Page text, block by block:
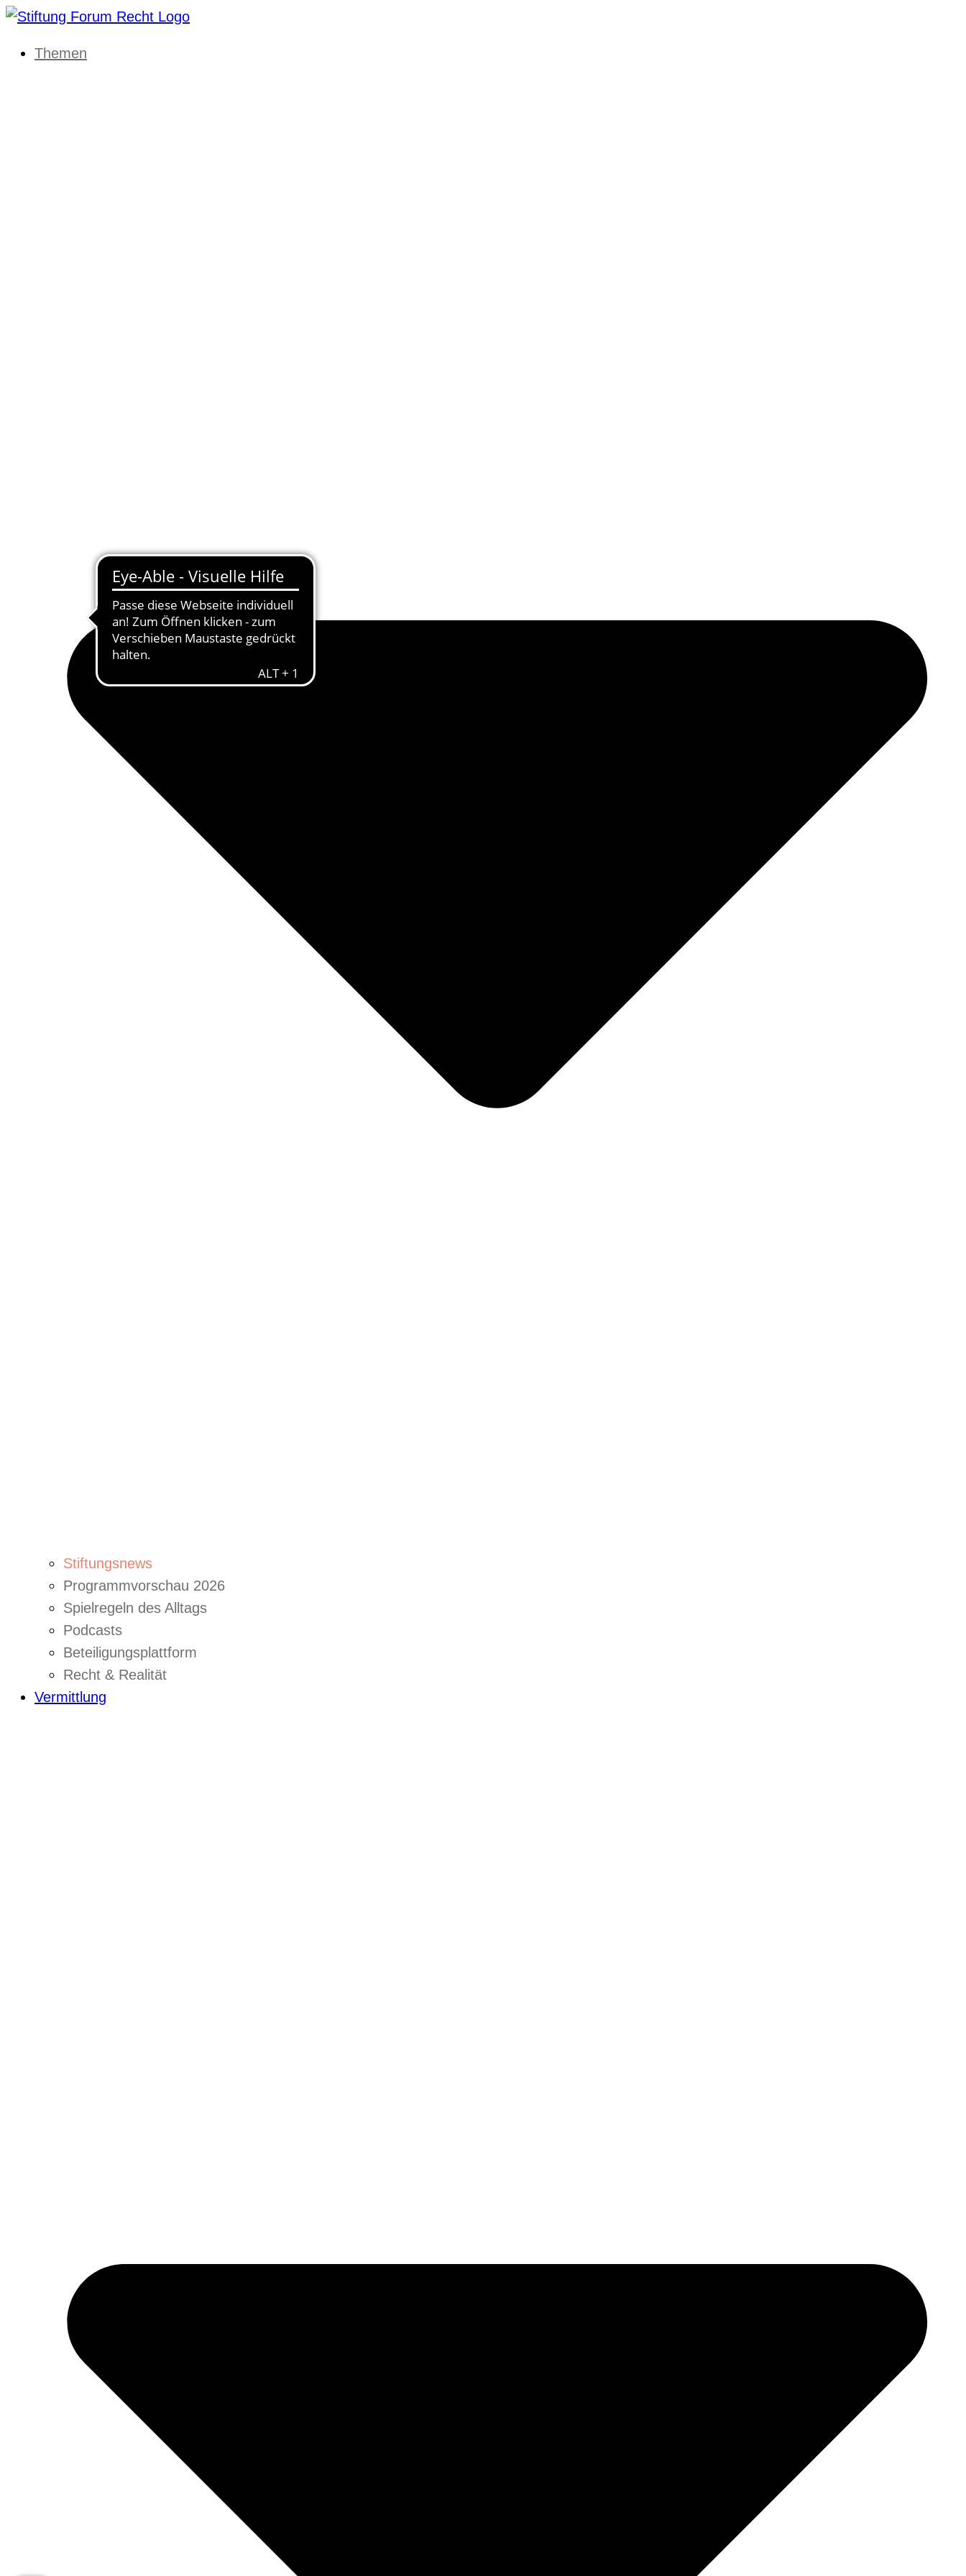
Themen
Stiftungsnews
Programmvorschau 2026
Spielregeln des Alltags
Podcasts
Beteiligungsplattform
Recht & Realität
Vermittlung